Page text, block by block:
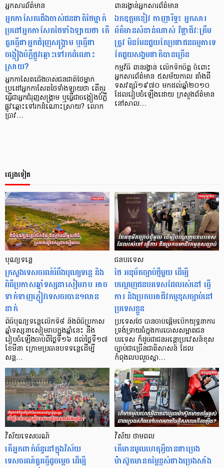
អ្នកសារព័ត៌មាន
អ្នកកាសែតជើងចាស់ជនជាតិថៃម្នាក់
ប្រដៅអ្នកកាសែតថៃទាំងឡាយថា តើ
គួរធ្វើជាអ្នកជំរុញសង្គ្រាម ឬធ្វើជា
ចង្កៀងបំភ្លឺផ្លូវឆ្ពោះទៅរកដំណោះ
ស្រាយ?
អ្នកកាសែតជើងចាស់ជនជាតិថៃម្នាក់
ប្រដៅអ្នកកាសែតថៃទាំងឡាយថា តើគួរ
ធ្វើជាអ្នកជំរុញសង្គ្រាម ឬធ្វើជាចង្កៀងបំភ្លឺ
ផ្លូវឆ្ពោះទៅរកដំណោះស្រាយ? លោក
ប្រាវ…
ពានរង្វាន់អ្នកសារព័ត៌មាន
ឯកឧត្តមខៀវ កាញារីទ្ធ៖ អ្នកសារ
ព័ត៌មានសំខាន់ណាស់ វិជ្ជាជីវៈត្រឹម
ត្រូវ មិនមែនជួយតែប្រជាជនធម្មតាទេ
តែជួយសង្គមជាតិបានច្រើន
កម្មវិធី ពានរង្វាន់ លើកទឹកចិត្ត ចំពោះ
អ្នកសារព័ត៌មាន ៥សម័យកាល តាំងពី
ទសវត្សរ៍១៩៧០ មកដល់ឆ្នាំ២០១០
ដែលរៀបចំឡើងដោយ ក្រសួងព័ត៌មាន
នៅសាល…
ផ្សេងទៀត
បុណ្យទន្លេ
ក្រសួងទេសចរណ៍រំពឹងបុណ្យទន្លេ និង
ពិធីប្រកាសឆ្នាំទស្សនាសៀមរាប អាច
ទាក់ទាញភ្ញៀវទេសចរបាន១លាន
នាក់
ពិធីបុណ្យទន្លេលើកទី៨ និងពិធីប្រកាស
ឆ្នាំទស្សនាសៀមរាបក្នុងឆ្នាំនេះ នឹង
រៀបចំឡើងចាប់ពីថ្ងៃទី១៦ ដល់ថ្ងៃទី១៧
ខែមីនា ក្រោមប្រធានបទទន្លេដើម្បី
សន្ត…
ជនបរទេស
ថៃ អនុម័តច្បាប់ថ្មីមួយ ដើម្បី
បណ្តេញជនបរទេសដែលរស់នៅ ធ្វើ
ការ និងប្រកបអាជីវកម្មខុសច្បាប់នៅ
ប្រទេសខ្លួន
ប្រទេសថៃ បានចាប់ផ្ដើមបើកយុទ្ធនាការ
ទ្រង់ទ្រាយធំក្នុងការបោសសម្អាតជន
បរទេស ក៏ដូចជាជនអន្តោប្រវេសន៍ខុស
ច្បាប់ជាច្រើនជាតិសាសន៍ ដែល
កំពុងលបលួចស្នា…
វិស័យទេសចរណ៍
តើអ្នកពាក់ព័ន្ធនៅក្នុងវិស័យ
ទេសចរណ៍គួរធ្វើដូចម្ដេច ដើម្បី
វិស័យ ថាមពល
តើមានមូលហេតុអ្វីបានជាប្រេង
ម៉ាស៊ូតមានតម្លៃខ្ពស់ជាងប្រេងសាំង